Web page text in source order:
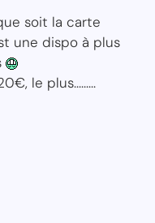
soit la carte
une dispo à plus
le plus.........